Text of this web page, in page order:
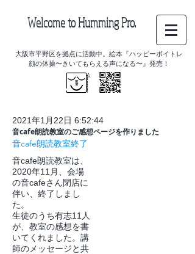
Welcome to Humming Pro.
大阪市平野区を拠点に活動中。絵本『ハッピーボイトレ
顔の体操〜きいてもらえる声になる〜』発売！
2021年1月22日 6:52:44
音cafe朗読教室のご感想ページを作りました
音cafe朗読教室終了
音cafe朗読教室は、
2020年11月、会場
の音cafeさん閉店に
伴い、終了しまし
た。
生徒のうち有志11人
が、教室の感想を書
いてくれました。講
師のメッセージと共